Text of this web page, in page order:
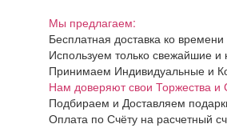
Мы предлагаем:
Бесплатная доставка ко
Используем только свежайшие и
Принимаем Индивидуальные и
Нам доверяют свои Торжества и
Подбираем и Доставляем
Оплата по Счёту на расчетный